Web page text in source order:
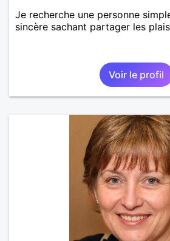
Je recherche une personne
sincère sachant partager les
Voir le profil